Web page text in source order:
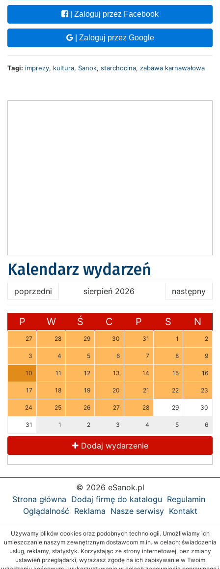
| Zaloguj przez Facebook
| Zaloguj przez Google
Tagi: imprezy, kultura, Sanok, starchocina, zabawa karnawałowa
Kalendarz wydarzeń
poprzedni sierpień 2026 następny
P W Ś C P S N
27 28 29 30 31 1 2
3 4 5 6 7 8 9
10 11 12 13 14 15 16
17 18 19 20 21 22 23
24 25 26 27 28 29 30
31 1 2 3 4 5 6
Dodaj wydarzenie
© 2026 eSanok.pl
Strona główna Dodaj firmę do katalogu Regulamin
Oglądalność Reklama Nasze serwisy Kontakt
Używamy plików cookies oraz podobnych technologii. Umożliwiamy ich
umieszczanie naszym zewnętrznym dostawcom m.in. w celach: świadczenia
usług, reklamy, statystyk. Korzystając ze strony internetowej, bez zmiany
ustawień przeglądarki, wyrażasz zgodę na ich zapisywanie w Twoim